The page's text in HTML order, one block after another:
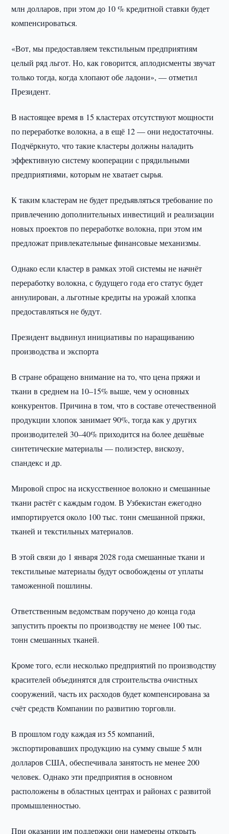
млн долларов, при этом до 10 % кредитной ставки будет
компенсироваться.
«Вот, мы предоставляем текстильным предприятиям
целый ряд льгот. Но, как говорится, аплодисменты звучат
только тогда, когда хлопают обе ладони», — отметил
Президент.
В настоящее время в 15 кластерах отсутствуют мощности
по переработке волокна, а в ещё 12 — они недостаточны.
Подчёркнуто, что такие кластеры должны наладить
эффективную систему кооперации с прядильными
предприятиями, которым не хватает сырья.
К таким кластерам не будет предъявляться требование по
привлечению дополнительных инвестиций и реализации
новых проектов по переработке волокна, при этом им
предложат привлекательные финансовые механизмы.
Однако если кластер в рамках этой системы не начнёт
переработку волокна, с будущего года его статус будет
аннулирован, а льготные кредиты на урожай хлопка
предоставляться не будут.
Президент выдвинул инициативы по наращиванию
производства и экспорта
В стране обращено внимание на то, что цена пряжи и
ткани в среднем на 10–15% выше, чем у основных
конкурентов. Причина в том, что в составе отечественной
продукции хлопок занимает 90%, тогда как у других
производителей 30–40% приходится на более дешёвые
синтетические материалы — полиэстер, вискозу,
спандекс и др.
Мировой спрос на искусственное волокно и смешанные
ткани растёт с каждым годом. В Узбекистан ежегодно
импортируется около 100 тыс. тонн смешанной пряжи,
тканей и текстильных материалов.
В этой связи до 1 января 2028 года смешанные ткани и
текстильные материалы будут освобождены от уплаты
таможенной пошлины.
Ответственным ведомствам поручено до конца года
запустить проекты по производству не менее 100 тыс.
тонн смешанных тканей.
Кроме того, если несколько предприятий по производству
красителей объединятся для строительства очистных
сооружений, часть их расходов будет компенсирована за
счёт средств Компании по развитию торговли.
В прошлом году каждая из 55 компаний,
экспортировавших продукцию на сумму свыше 5 млн
долларов США, обеспечивала занятость не менее 200
человек. Однако эти предприятия в основном
расположены в областных центрах и районах с развитой
промышленностью.
При оказании им поддержки они намерены открыть